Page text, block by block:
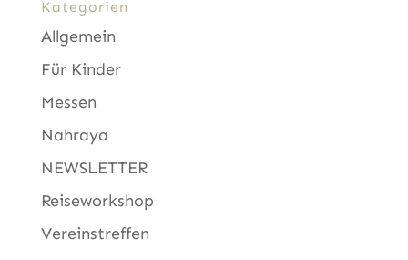
Kategorien
Allgemein
Für Kinder
Messen
Nahraya
NEWSLETTER
Reiseworkshop
Vereinstreffen